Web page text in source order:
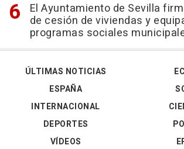
El Ayuntamiento de Sevilla
de cesión de viviendas y
programas sociales
ÚLTIMAS NOTICIAS
ESPAÑA
INTERNACIONAL
DEPORTES
VÍDEOS